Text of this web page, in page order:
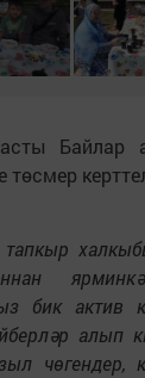
Байлар
төсмер
бик актив
алып
чөгендер,